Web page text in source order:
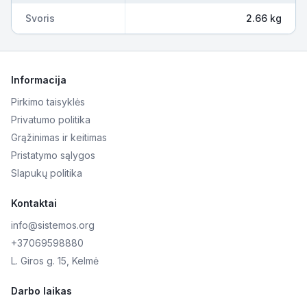
Svoris 2.66 kg
Informacija
Pirkimo taisyklės
Privatumo politika
Grąžinimas ir keitimas
Pristatymo sąlygos
Slapukų politika
Kontaktai
info@sistemos.org
+37069598880
L. Giros g. 15, Kelmė
Darbo laikas